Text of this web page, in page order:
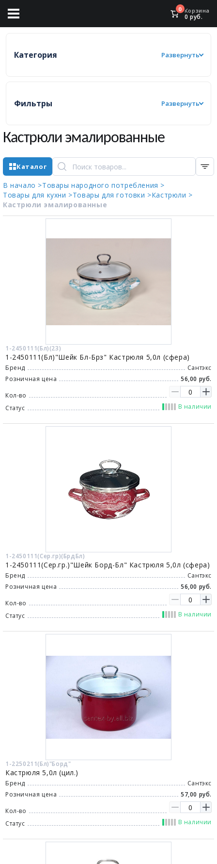
0 Корзина
0 руб.
Категория Развернуть
Фильтры Развернуть
Кастрюли эмалированные
Каталог
В начало >Товары народного потребления >
Товары для кухни >Товары для готовки >Кастрюли >
Кастрюли эмалированные
1-2450111(Бл)(23)
1-2450111(Бл)"Шейк Бл-Брз" Кастрюля 5,0л (сфера)
Бренд
Сантэкс
Розничная цена
56,00 руб.
Кол-во
Статус
В наличии
1-2450111(Сер.гр)(БрдБл)
1-2450111(Сер.гр.)"Шейк Борд-Бл" Кастрюля 5,0л (сфера)
Бренд
Сантэкс
Розничная цена
56,00 руб.
Кол-во
Статус
В наличии
1-2250211(Бл)"Борд"
Кастрюля 5,0л (цил.)
Бренд
Сантэкс
Розничная цена
57,00 руб.
Кол-во
Статус
В наличии